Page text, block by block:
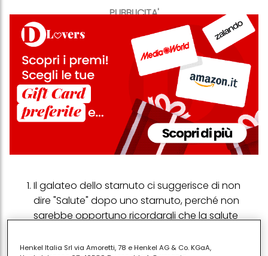
PUBBLICITA'
Il galateo dello starnuto ci suggerisce di non
dire "Salute" dopo uno starnuto, perché non
sarebbe opportuno ricordargli che la salute
starnutito. Inoltre, potremmo mettere l'altro in
Henkel Italia Srl via Amoretti, 78 e Henkel AG & Co. KGaA,